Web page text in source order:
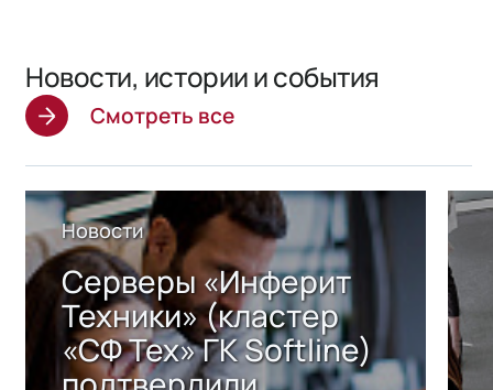
Новости, истории и события
Смотреть все
Новости
Серверы «Инферит
Техники» (кластер
«СФ Тех» ГК Softline)